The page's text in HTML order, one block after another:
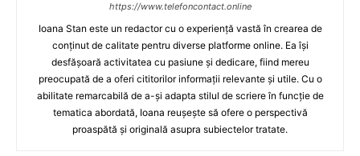
https://www.telefoncontact.online
Ioana Stan este un redactor cu o experiență vastă în crearea de
conținut de calitate pentru diverse platforme online. Ea își
desfășoară activitatea cu pasiune și dedicare, fiind mereu
preocupată de a oferi cititorilor informații relevante și utile. Cu o
abilitate remarcabilă de a-și adapta stilul de scriere în funcție de
tematica abordată, Ioana reușește să ofere o perspectivă
proaspătă și originală asupra subiectelor tratate.